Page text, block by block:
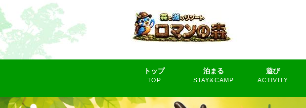
トップ 泊まる 遊び